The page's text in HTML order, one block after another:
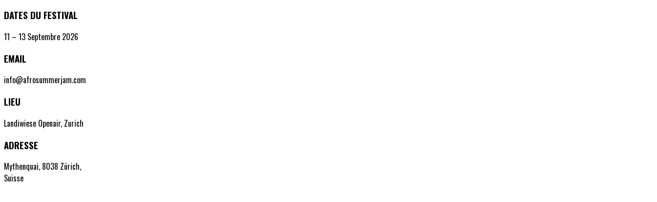
DATES DU FESTIVAL
11 – 13 Septembre 2026
EMAIL
info@afrosummerjam.com
LIEU
Landiwiese Openair, Zurich
ADRESSE
Mythenquai, 8038 Zürich,
Suisse